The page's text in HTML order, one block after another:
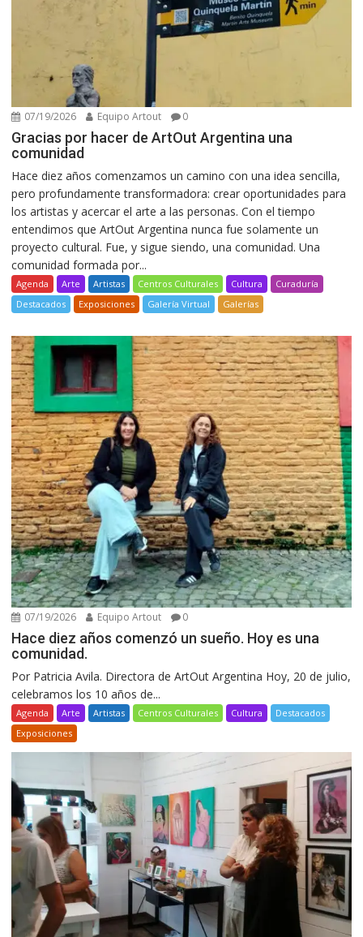
07/19/2026 Equipo Artout 0
Gracias por hacer de ArtOut Argentina una
comunidad
Hace diez años comenzamos un camino con una idea sencilla,
pero profundamente transformadora: crear oportunidades para
los artistas y acercar el arte a las personas. Con el tiempo
entendimos que ArtOut Argentina nunca fue solamente un
proyecto cultural. Fue, y sigue siendo, una comunidad. Una
comunidad formada por...
Agenda Arte Artistas Centros Culturales Cultura
Curaduría
Destacados
Exposiciones Galería Virtual Galerías
07/19/2026 Equipo Artout 0
Hace diez años comenzó un sueño. Hoy es una
comunidad.
Por Patricia Avila. Directora de ArtOut Argentina Hoy, 20 de julio,
celebramos los 10 años de...
Agenda Arte Artistas Centros Culturales Cultura
Destacados
Exposiciones